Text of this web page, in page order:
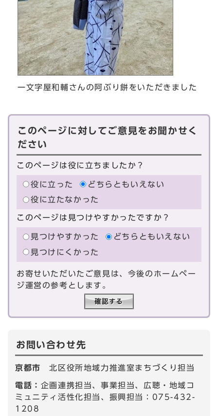
一文字屋和輔さんの阿ぶり餅をいただきました
このページに対してご意見をお聞かせく
ださい
このページは役に立ちましたか？
役に立った
どちらともいえない
役に立たなかった
このページは見つけやすかったですか？
見つけやすかった
どちらともいえない
見つけにくかった
お寄せいただいたご意見は、今後のホームペー
ジ運営の参考とします。
お問い合わせ先
京都市北区役所地域力推進室まちづくり担当
電話： 企画連携担当、事業担当、広聴・地域コ
ミュニティ活性化担当、振興担当：075-432-
1208